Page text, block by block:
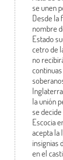
se unen
Desde la
nombre
Estado
cetro de
no
la unión
se
Escocia
acepta la
insignias
en el